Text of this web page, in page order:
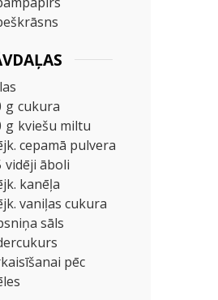
g cukura
g kviešu miltu
cepamā pulvera
vidēji āboli
kanēļa
vaniļas cukura
sāls
pēc